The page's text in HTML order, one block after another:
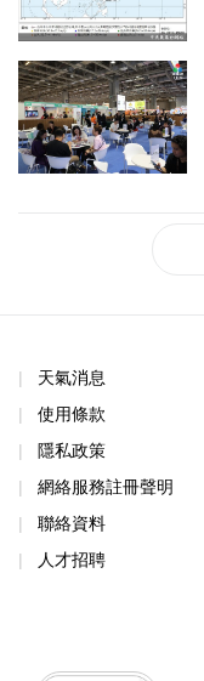
天氣消息
使用條款
隱私政策
網絡服務註冊聲明
聯絡資料
人才招聘